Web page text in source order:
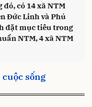
có 14 xã NTM
Đức Linh và Phú
đặt mục tiêu trong
NTM, 4 xã NTM
sống